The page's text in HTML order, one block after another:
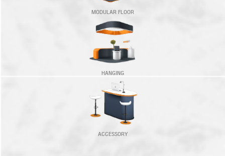
MODULAR FLOOR
HANGING
ACCESSORY